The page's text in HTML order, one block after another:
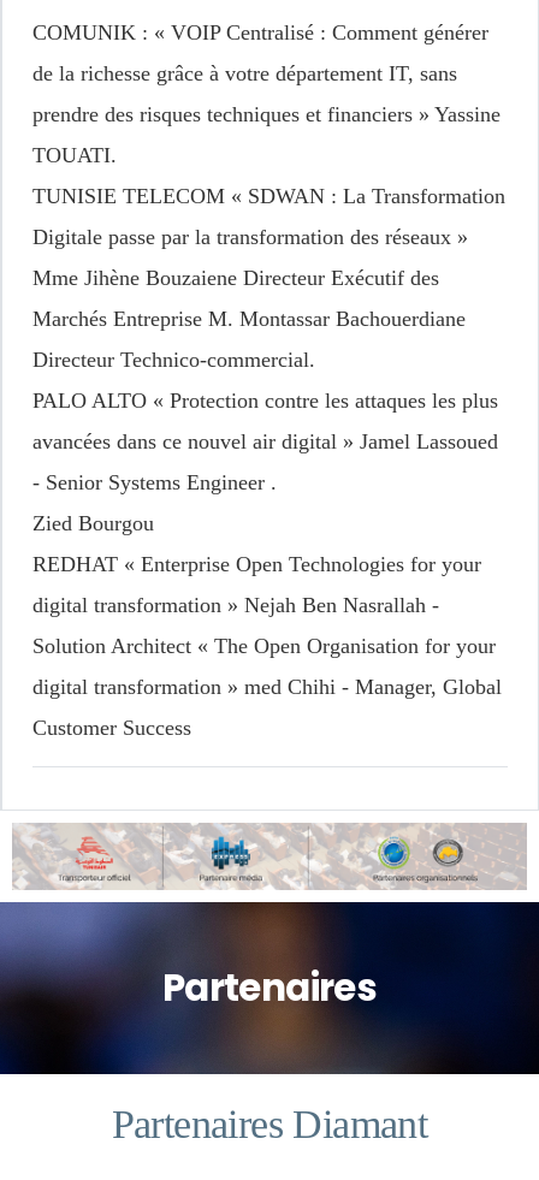
COMUNIK : « VOIP Centralisé : Comment générer
de la richesse grâce à votre département IT, sans
prendre des risques techniques et financiers » Yassine
TOUATI.
TUNISIE TELECOM « SDWAN : La Transformation
Digitale passe par la transformation des réseaux »
Mme Jihène Bouzaiene Directeur Exécutif des
Marchés Entreprise M. Montassar Bachouerdiane
Directeur Technico-commercial.
PALO ALTO « Protection contre les attaques les plus
avancées dans ce nouvel air digital » Jamel Lassoued
- Senior Systems Engineer .
Zied Bourgou
REDHAT « Enterprise Open Technologies for your
digital transformation » Nejah Ben Nasrallah -
Solution Architect « The Open Organisation for your
digital transformation » med Chihi - Manager, Global
Customer Success
Partenaires
Partenaires Diamant